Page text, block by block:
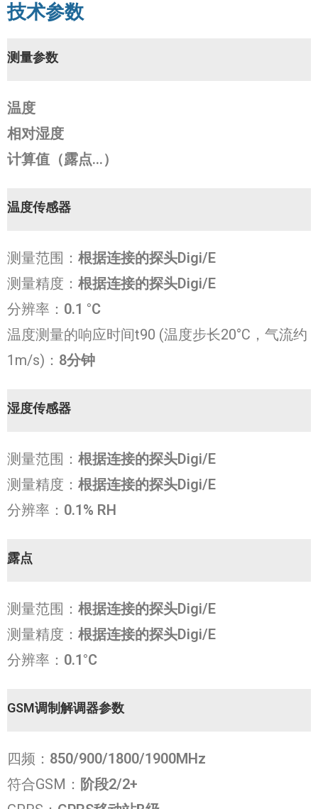
技术参数
测量参数
温度
相对湿度
计算值（露点…）
温度传感器
测量范围： 根据连接的探头Digi/E
测量精度： 根据连接的探头Digi/E
分辨率： 0.1 °C
温度测量的响应时间t90 (温度步长20°C，气流约
1m/s)： 8分钟
湿度传感器
测量范围： 根据连接的探头Digi/E
测量精度： 根据连接的探头Digi/E
分辨率： 0.1% RH
露点
测量范围： 根据连接的探头Digi/E
测量精度： 根据连接的探头Digi/E
分辨率： 0.1°C
GSM调制解调器参数
四频： 850/900/1800/1900MHz
符合GSM： 阶段2/2+